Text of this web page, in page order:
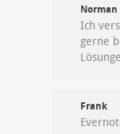
Norman
Ich
gerne
Frank